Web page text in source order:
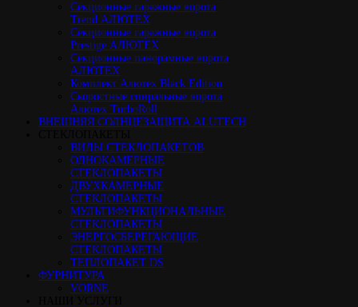
Секционные гаражные ворота
Trend АЛЮТЕХ
Секционные гаражные ворота
Prestige АЛЮТЕХ
Секционные панорамные ворота
АЛЮТЕХ
Комплект Алютех Black Edition
Скоростные спиральные ворота
Алютех TurboRoll
ВНЕШНЯЯ СОЛНЦЕЗАЩИТА ALUTECH
ВИДЫ СТЕКЛОПАКЕТОВ
ОДНОКАМЕРНЫЕ
СТЕКЛОПАКЕТЫ
ДВУХКАМЕРНЫЕ
СТЕКЛОПАКЕТЫ
МУЛЬТИФУНКЦИОНАЛЬНЫЕ
СТЕКЛОПАКЕТЫ
ЭНЕРГОСБЕРЕГАЮЩИЕ
СТЕКЛОПАКЕТЫ
ТЕПЛОПАКЕТ DS
ФУРНИТУРА
VORNE